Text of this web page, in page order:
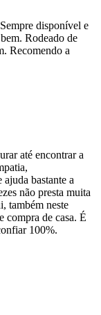
disponível e
Rodeado de
Recomendo a
até encontrar a
bastante a
não presta muita
também neste
compra de casa. É
100%.